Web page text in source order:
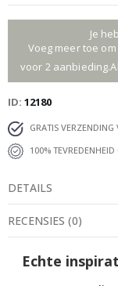
Je
Voeg meer toe
voor 2
ID 12180
GRATIS
100% TEVREDENHEID
DETAILS
RECENSIES (0)
Echte